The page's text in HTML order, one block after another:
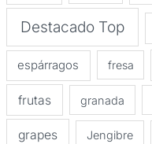
Destacado Top
espárragos fresa
frutas granada
grapes Jengibre